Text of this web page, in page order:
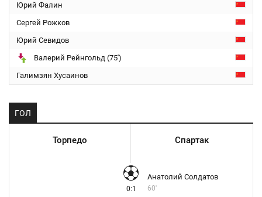
Юрий Фалин
Сергей Рожков
Юрий Севидов
Валерий Рейнгольд (75')
Галимзян Хусаинов
ГОЛ
Торпедо Спартак
0:1
Анатолий Солдатов
60'